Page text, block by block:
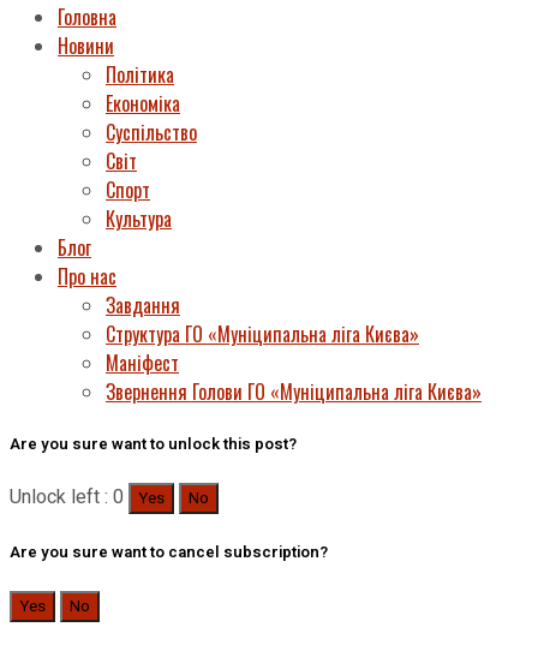
Головна
Новини
Політика
Економіка
Суспільство
Світ
Спорт
Культура
Блог
Про нас
Завдання
Структура ГО «Муніципальна ліга Києва»
Маніфест
Звернення Голови ГО «Муніципальна ліга Києва»
Are you sure want to unlock this post?
Unlock left : 0 Yes No
Are you sure want to cancel subscription?
Yes No